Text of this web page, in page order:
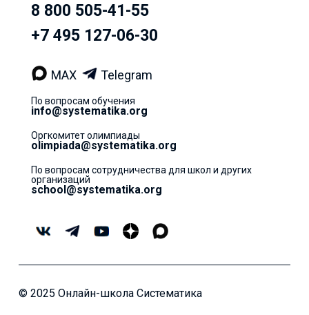
8 800 505-41-55
+7 495 127-06-30
MAX Telegram
По вопросам обучения
info@systematika.org
Оргкомитет олимпиады
olimpiada@systematika.org
По вопросам сотрудничества для школ и других
организаций
school@systematika.org
© 2025 Онлайн-школа Систематика